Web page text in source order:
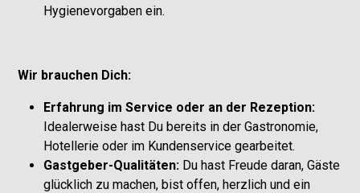
Hygienevorgaben ein.
Wir brauchen Dich:
Erfahrung im Service oder an der Rezeption:
Idealerweise hast Du bereits in der Gastronomie,
Hotellerie oder im Kundenservice gearbeitet.
Gastgeber-Qualitäten:Du hast Freude daran, Gäste
glücklich zu machen, bist offen, herzlich und ein